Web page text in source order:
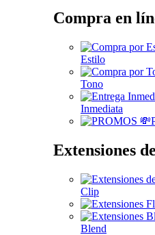
Compra en
Estilo
Tono
Inmediata
Extensiones
Clip
Blend